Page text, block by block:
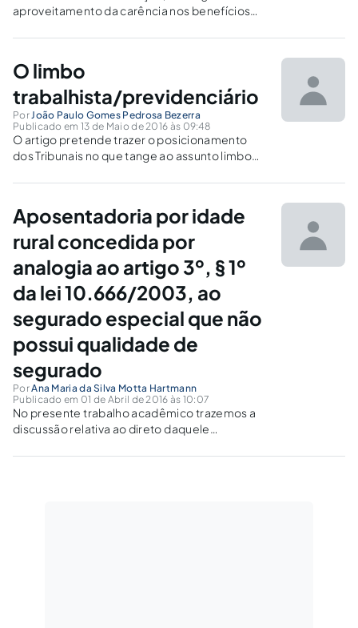
aproveitamento da carência nos benefícios
O limbo
trabalhista/previdenciário
PorJoão Paulo Gomes Pedrosa Bezerra
Publicado em 13 de Maio de 2016 às 09:48
O artigo pretende trazer o posicionamento
dos Tribunais no que tange ao assunto limbo
aclarar as responsabilidades pelo pagamento
Aposentadoria por idade
rural concedida por
analogia ao artigo 3º, § 1º
da lei 10.666/2003, ao
segurado especial que não
possui qualidade de
segurado
PorAna Maria da Silva Motta Hartmann
Publicado em 01 de Abril de 2016 às 10:07
No presente trabalho acadêmico trazemos a
discussão relativa ao direto daquele
segurado da previdência social no momento